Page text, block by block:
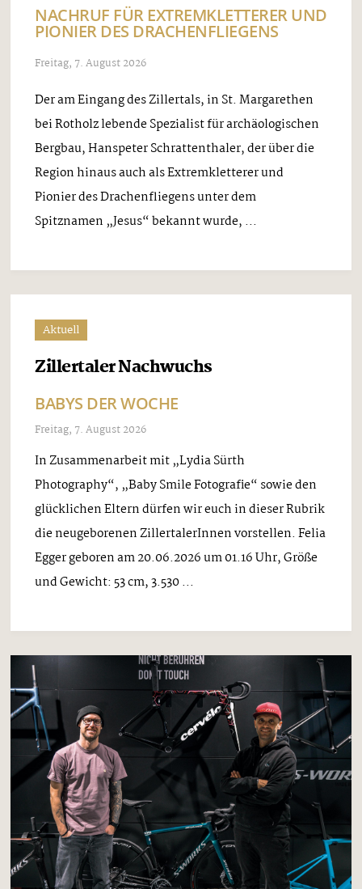
NACHRUF FÜR EXTREMKLETTERER UND
PIONIER DES DRACHENFLIEGENS
Freitag, 7. August 2026
Der am Eingang des Zillertals, in St. Margarethen
bei Rotholz lebende Spezialist für archäologischen
Bergbau, Hanspeter Schrattenthaler, der über die
Region hinaus auch als Extremkletterer und
Pionier des Drachenfliegens unter dem
Spitznamen „Jesus“ bekannt wurde, ...
Aktuell
Zillertaler Nachwuchs
BABYS DER WOCHE
Freitag, 7. August 2026
In Zusammenarbeit mit „Lydia Sürth
Photography“, „Baby Smile Fotografie“ sowie den
glücklichen Eltern dürfen wir euch in dieser Rubrik
die neugeborenen ZillertalerInnen vorstellen. Felia
Egger geboren am 20.06.2026 um 01.16 Uhr, Größe
und Gewicht: 53 cm, 3.530 ...